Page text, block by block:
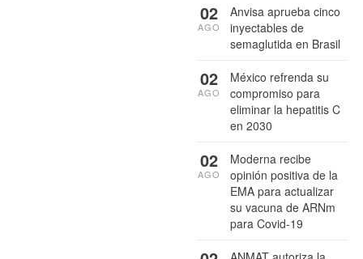
Anvisa aprueba cinco
inyectables de
semaglutida en Brasil
02
AGO
México refrenda su
compromiso para
eliminar la hepatitis C
en 2030
02
AGO
Moderna recibe
opinión positiva de la
EMA para actualizar
su vacuna de ARNm
para Covid-19
02
AGO